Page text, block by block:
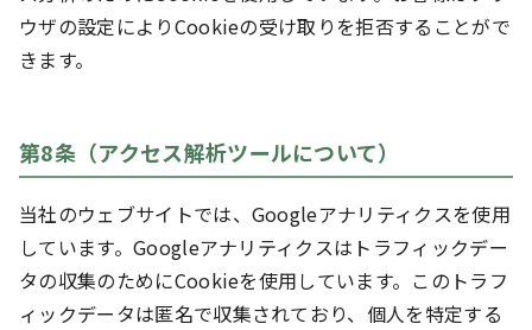
ウザの設定によりCookieの受け取りを拒否することがで
きます。
第8条（アクセス解析ツールについて）
当社のウェブサイトでは、Googleアナリティクスを使用
しています。Googleアナリティクスはトラフィックデー
タの収集のためにCookieを使用しています。このトラフ
ィックデータは匿名で収集されており、個人を特定する